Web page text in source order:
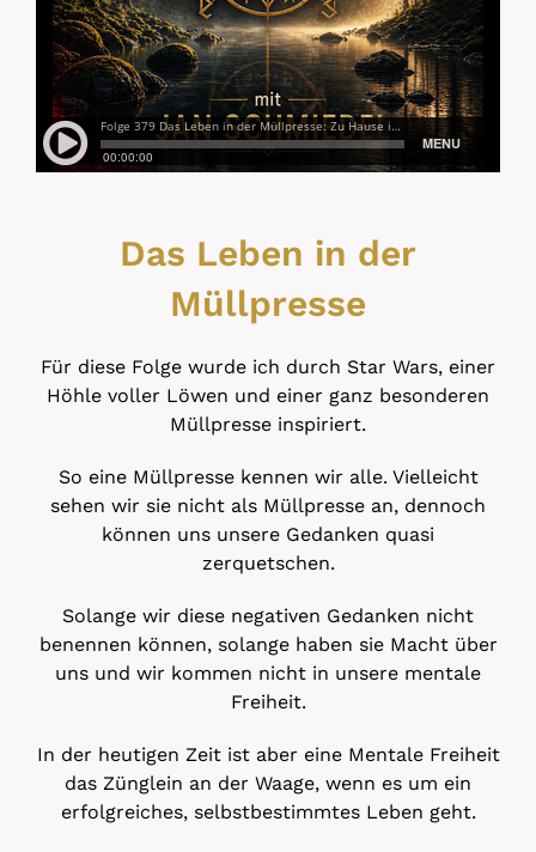
Das Leben in der
Müllpresse
Für diese Folge wurde ich durch Star Wars, einer
Höhle voller Löwen und einer ganz besonderen
Müllpresse inspiriert.
So eine Müllpresse kennen wir alle. Vielleicht
sehen wir sie nicht als Müllpresse an, dennoch
können uns unsere Gedanken quasi
zerquetschen.
Solange wir diese negativen Gedanken nicht
benennen können, solange haben sie Macht über
uns und wir kommen nicht in unsere mentale
Freiheit.
In der heutigen Zeit ist aber eine Mentale Freiheit
das Zünglein an der Waage, wenn es um ein
erfolgreiches, selbstbestimmtes Leben geht.